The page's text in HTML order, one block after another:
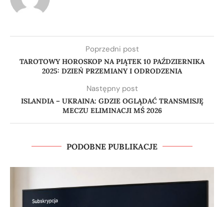
Poprzedni post
TAROTOWY HOROSKOP NA PIĄTEK 10 PAŹDZIERNIKA
2025: DZIEŃ PRZEMIANY I ODRODZENIA
Następny post
ISLANDIA – UKRAINA: GDZIE OGLĄDAĆ TRANSMISJĘ
MECZU ELIMINACJI MŚ 2026
PODOBNE PUBLIKACJE